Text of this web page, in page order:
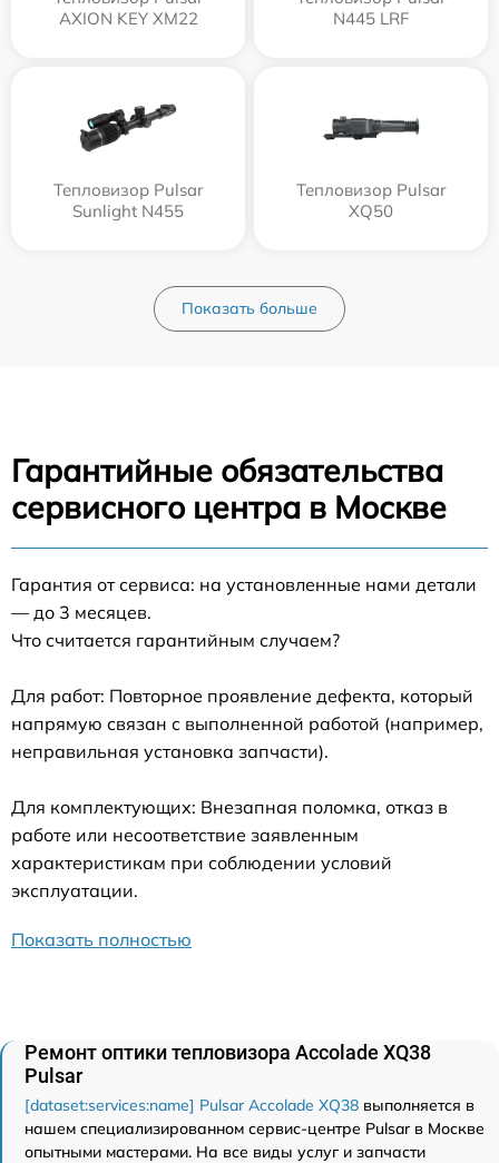
AXION KEY XM22
N445 LRF
Тепловизор Pulsar
Sunlight N455
Тепловизор Pulsar
XQ50
Показать больше
Гарантийные обязательства
сервисного центра в Москве
Гарантия от сервиса: на установленные нами детали
— до 3 месяцев.
Что считается гарантийным случаем?
Для работ: Повторное проявление дефекта, который
напрямую связан с выполненной работой (например,
неправильная установка запчасти).
Для комплектующих: Внезапная поломка, отказ в
работе или несоответствие заявленным
характеристикам при соблюдении условий
эксплуатации.
Показать полностью
Ремонт оптики тепловизора Accolade XQ38
Pulsar
[dataset:services:name] Pulsar Accolade XQ38 выполняется в
нашем специализированном сервис-центре Pulsar в Москве
опытными мастерами. На все виды услуг и запчасти